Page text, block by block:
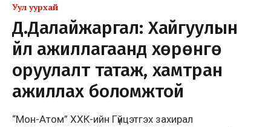
Уул уурхай
Д.Далайжаргал: Хайгуулын
үйл ажиллагаанд хөрөнгө
оруулалт татаж, хамтран
ажиллах боломжтой
“Мон-Атом” ХХК-ийн Гүйцэтгэх захирал